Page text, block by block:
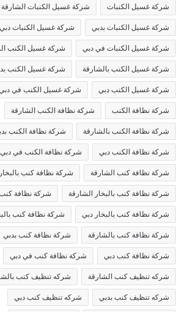
شركة غسيل الكنبات شركة غسيل الكنبات الشارقة
شركة غسيل الكنبات بدبي شركة غسيل الكنبات دبي
شركة غسيل الكنبات في دبي شركة غسيل الكنب
شركة غسيل الكنب بالشارقة شركة غسيل الكنب
شركة غسيل الكنب دبي شركة غسيل الكنب في
شركة نظافة الكنب شركة نظافة الكنب الشارقة
شركة نظافة الكنب بالشارقة شركة نظافة الكنب
شركة نظافة الكنب دبي شركة نظافة الكنب في دبي
شركة نظافة كنب الشارقة شركة نظافة كنب بالبخار
شركة نظافة كنب بالبخار الشارقة شركة نظافة كنب
شركة نظافة كنب بالبخار دبي شركة نظافة كنب
شركة نظافة كنب بالشارقة شركة نظافة كنب بدبي
شركة نظافة كنب دبي شركة نظافة كنب في دبي
شركه تنظيف كنب الشارقة شركه تنظيف كنب
شركه تنظيف كنب بدبي شركه تنظيف كنب دبي